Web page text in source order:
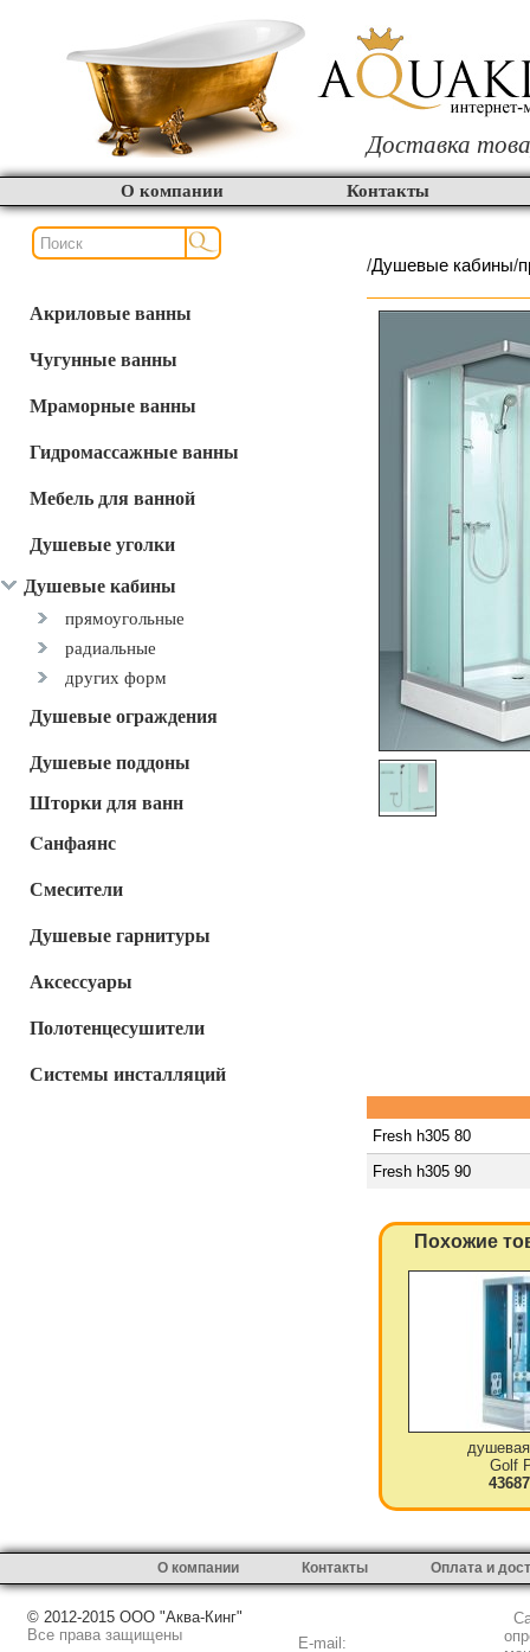
Доставка
О компании Контакты
Акриловые ванны
Чугунные ванны
Мраморные ванны
Гидромассажные ванны
Мебель для ванной
Душевые уголки
Душевые кабины
прямоугольные
радиальные
других форм
Душевые ограждения
Душевые поддоны
Шторки для ванн
Cанфаянс
Смесители
Душевые гарнитуры
Аксессуары
Полотенцесушители
Системы инсталляций
/Душевые кабины/
Fresh h305 80
Fresh h305 90
Похожие
Golf
О компании Контакты Оплата и
© 2012-2015 ООО "Аква-Кинг"
Все права защищены
E-mail: